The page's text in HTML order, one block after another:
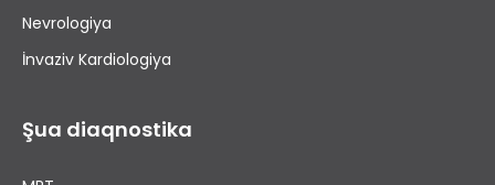
Nevrologiya
İnvaziv Kardiologiya
Şua diaqnostika